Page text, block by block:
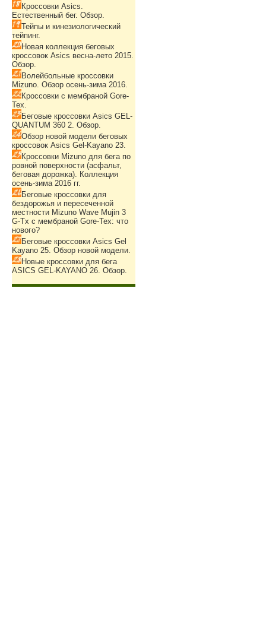
Кроссовки Asics.
Естественный бег. Обзор.
Тейпы и кинезиологический
тейпинг.
Новая коллекция беговых
кроссовок Asics весна-лето 2015.
Обзор.
Волейбольные кроссовки
Mizuno. Обзор осень-зима 2016.
Кроссовки с мембраной Gore-
Tex.
Беговые кроссовки Asics GEL-
QUANTUM 360 2. Обзор.
Обзор новой модели беговых
кроссовок Asics Gel-Kayano 23.
Кроссовки Mizuno для бега по
ровной поверхности (асфальт,
беговая дорожка). Коллекция
осень-зима 2016 гг.
Беговые кроссовки для
бездорожья и пересеченной
местности Mizuno Wave Mujin 3
G-Tx с мембраной Gore-Tex: что
нового?
Беговые кроссовки Asics Gel
Kayano 25. Обзор новой модели.
Новые кроссовки для бега
ASICS GEL-KAYANO 26. Обзор.